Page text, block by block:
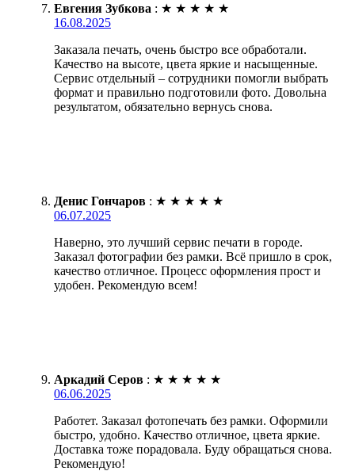
Евгения Зубкова : ★ ★ ★ ★ ★
16.08.2025
Заказала печать, очень быстро все обработали.
Качество на высоте, цвета яркие и насыщенные.
Сервис отдельный – сотрудники помогли выбрать
формат и правильно подготовили фото. Довольна
результатом, обязательно вернусь снова.
Денис Гончаров : ★ ★ ★ ★ ★
06.07.2025
Наверно, это лучший сервис печати в городе.
Заказал фотографии без рамки. Всё пришло в срок,
качество отличное. Процесс оформления прост и
удобен. Рекомендую всем!
Аркадий Серов : ★ ★ ★ ★ ★
06.06.2025
Работет. Заказал фотопечать без рамки. Оформили
быстро, удобно. Качество отличное, цвета яркие.
Доставка тоже порадовала. Буду обращаться снова.
Рекомендую!